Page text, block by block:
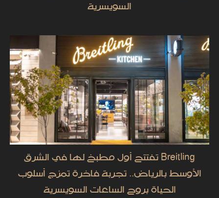
السويسرية
Breitling تفتتح أول مطبخ لها في الشرق
الأوسط بالرياض.. تجربة فاخرة تمزج أسلوب
الحياة بروح الساعات السويسرية